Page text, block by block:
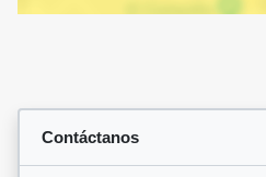
Contáctanos